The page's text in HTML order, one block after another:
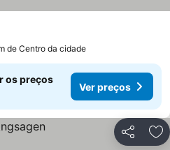
de Centro da cidade
os preços
Ver preços
Partilhar